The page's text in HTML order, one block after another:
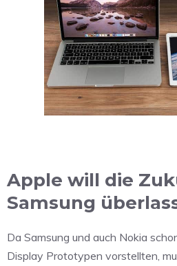
Apple will die
Samsung
Da Samsung und auch Nokia
Display Prototypen vorstellten,